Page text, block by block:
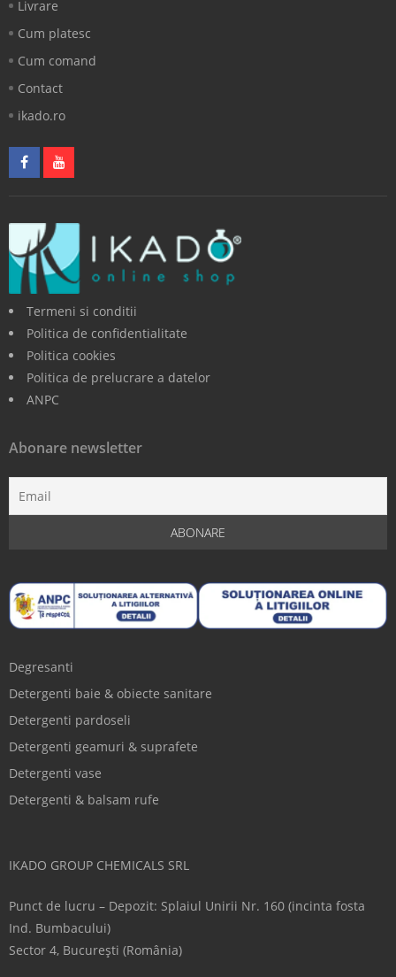
Livrare
Cum platesc
Cum comand
Contact
ikado.ro
Termeni si conditii
Politica de confidentialitate
Politica cookies
Politica de prelucrare a datelor
ANPC
Abonare newsletter
Degresanti
Detergenti baie & obiecte sanitare
Detergenti pardoseli
Detergenti geamuri & suprafete
Detergenti vase
Detergenti & balsam rufe
IKADO GROUP CHEMICALS SRL
Punct de lucru – Depozit: Splaiul Unirii Nr. 160 (incinta fosta
Ind. Bumbacului)
Sector 4, București (România)